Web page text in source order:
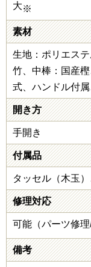
大※
素材
生地：ポリエス
竹、中棒：国産
式、ハンドル付
開き方
手開き
付属品
タッセル（木玉
修理対応
可能（パーツ修理
備考